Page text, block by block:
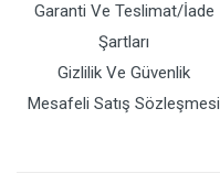
Garanti Ve Teslimat/İade
Şartları
Gizlilik Ve Güvenlik
Mesafeli Satış Sözleşmesi